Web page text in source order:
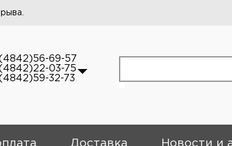
69-57
03-75
32-73
Доставка Новости и